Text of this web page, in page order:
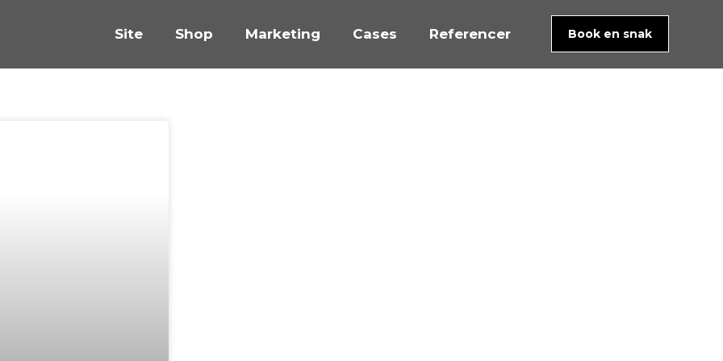
Site Shop Marketing Cases Referencer Book en snak